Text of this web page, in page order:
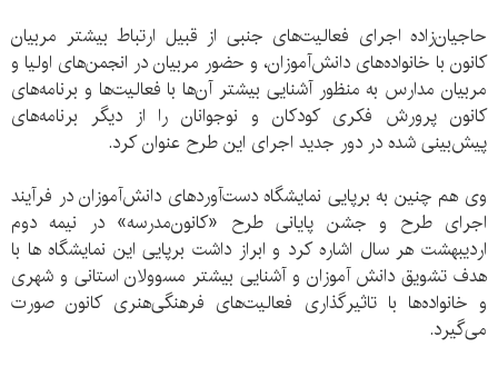
حاجیان‌زاده اجرای فعالیت‌های جنبی از قبیل ارتباط بیشتر مربیان
کانون با خانواده‌های دانش‌آموزان، و حضور مربیان در انجمن‌های اولیا و
مربیان مدارس به منظور آشنایی بیشتر آن‌ها با فعالیت‌ها و برنامه‌های
کانون پرورش فکری کودکان و نوجوانان را از دیگر برنامه‌های
پیش‌بینی شده در دور جدید اجرای این طرح عنوان کرد.
وی هم چنین به برپایی نمایشگاه دست‌آوردهای دانش‌آموزان در فرآیند
اجرای طرح و جشن پایانی طرح «کانون‌مدرسه» در نیمه دوم
اردیبهشت هر سال اشاره کرد و ابراز داشت برپایی این نمایشگاه ها با
هدف تشویق دانش آموزان و آشنایی بیشتر مسوولان استانی و شهری
و خانواده‌ها با تاثیرگذاری فعالیت‌های فرهنگی‌هنری کانون صورت
می‌گیرد.